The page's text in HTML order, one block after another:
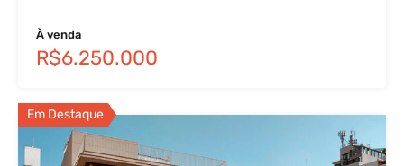
À venda
R$6.250.000
Em Destaque